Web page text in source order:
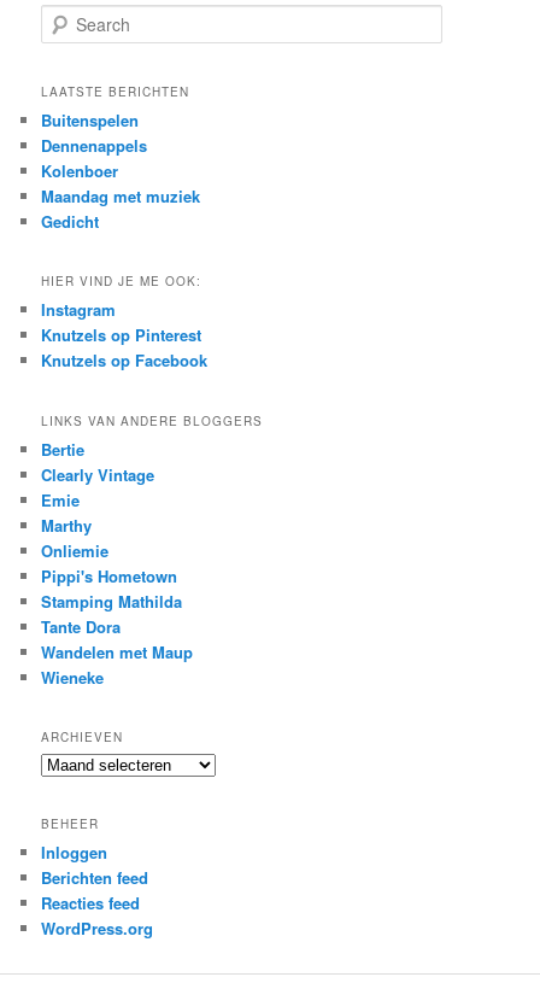
e
r
h
LAATSTE BERICHTEN
Buitenspelen
Dennenappels
Kolenboer
Maandag met muziek
Gedicht
HIER VIND JE ME OOK:
Instagram
Knutzels op Pinterest
Knutzels op Facebook
LINKS VAN ANDERE BLOGGERS
Bertie
Clearly Vintage
Emie
Marthy
Onliemie
Pippi's Hometown
Stamping Mathilda
Tante Dora
Wandelen met Maup
Wieneke
ARCHIEVEN
Archieven
BEHEER
Inloggen
Berichten feed
Reacties feed
WordPress.org